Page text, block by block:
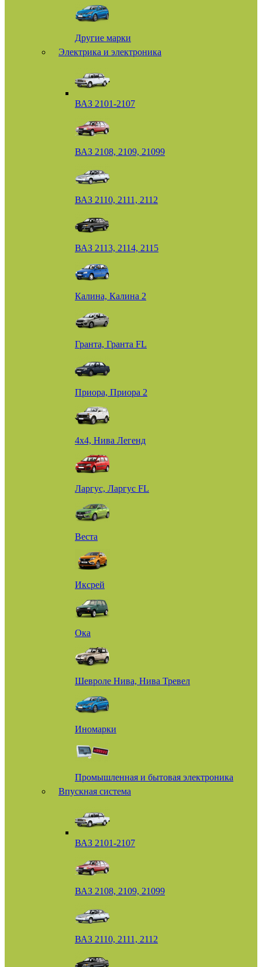
Другие марки
Электрика и электроника
ВАЗ 2101-2107
ВАЗ 2108, 2109, 21099
ВАЗ 2110, 2111, 2112
ВАЗ 2113, 2114, 2115
Калина, Калина 2
Гранта, Гранта FL
Приора, Приора 2
4х4, Нива Легенд
Ларгус, Ларгус FL
Веста
Иксрей
Ока
Шевроле Нива, Нива Тревел
Иномарки
Промышленная и бытовая электроника
Впускная система
ВАЗ 2101-2107
ВАЗ 2108, 2109, 21099
ВАЗ 2110, 2111, 2112